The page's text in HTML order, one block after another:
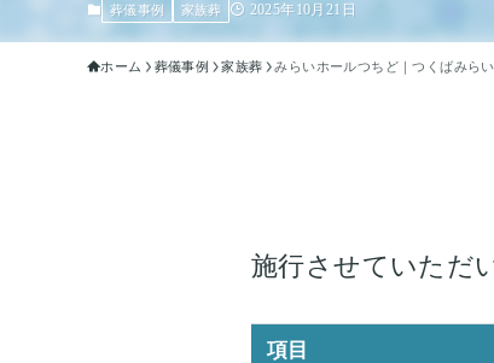
葬儀事例 家族葬 2025年10月21日
ホーム 葬儀事例 家族葬 みらいホールつちど｜つくばみら
施行させていただ
項目